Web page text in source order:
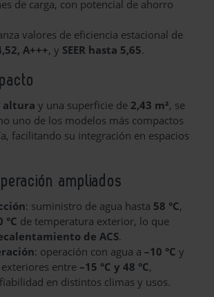
de carga, con potencial de ahorro
valores de eficiencia estacional de
A+++, y SEER hasta 5,65.
altura y una superficie de 2,43 m², se
uno de los modelos más compactos
facilitando su integración en espacios
ampliados
: suministro de agua hasta 58 °C,
°C de temperatura exterior, lo que
de ACS.
: operación con agua a –10 °C y
entre –15 °C y 48 °C,
en distintos climas y usos.